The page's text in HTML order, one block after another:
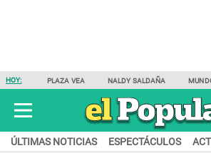
HOY: PLAZA VEA NALDY SALDAÑA
ÚLTIMAS NOTICIAS ESPECTÁCULOS